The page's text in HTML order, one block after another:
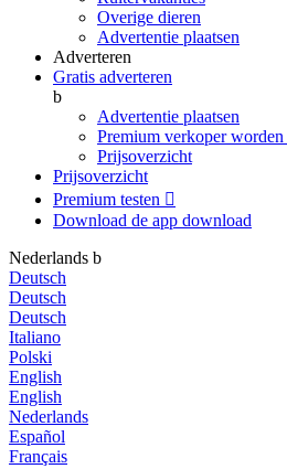
Overige dieren
Advertentie plaatsen
Adverteren
Gratis adverteren
b
Advertentie plaatsen
Premium verkoper worden
Prijsoverzicht
Prijsoverzicht
Premium testen 
Download de app download
Nederlands b
Deutsch
Deutsch
Deutsch
Italiano
Polski
English
English
Nederlands
Español
Français